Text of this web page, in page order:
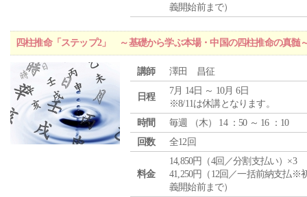
義開始前まで）
四柱推命「ステップ2」 ～基礎から学ぶ本場・中国の四柱推命の真髄
講師 澤田 昌征
日程
7月 14日 ～ 10月 6日
※8/11は休講となります。
時間
毎週 （木） 14 ：50 ～ 16 ：10
回数
全12回
料金
14,850円（4回／分割支払い）×3
41,250円（12回／一括前納支払※
義開始前まで）